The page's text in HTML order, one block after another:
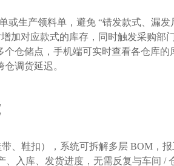
或生产领料单，避免 “错发款式、漏
对应款式的库存，同时触发采购部
个仓储点，手机端可实时查看各仓库
调货延迟。
、鞋扣），系统可拆解多层 BOM，
入库、发货进度，无需反复与车间 /